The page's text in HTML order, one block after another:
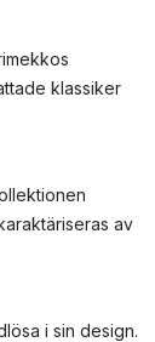
klassiker
av
i sin design.